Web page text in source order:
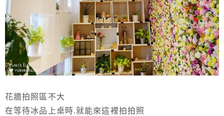
花牆拍照區不大
在等待冰品上桌時.就能來這裡拍拍照